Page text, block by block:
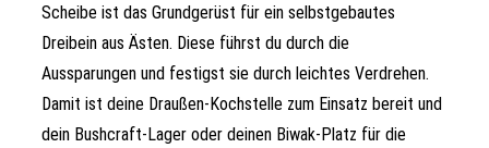
Scheibe ist das Grundgerüst für ein selbstgebautes
Dreibein aus Ästen. Diese führst du durch die
Aussparungen und festigst sie durch leichtes Verdrehen.
Damit ist deine Draußen-Kochstelle zum Einsatz bereit und
dein Bushcraft-Lager oder deinen Biwak-Platz für die